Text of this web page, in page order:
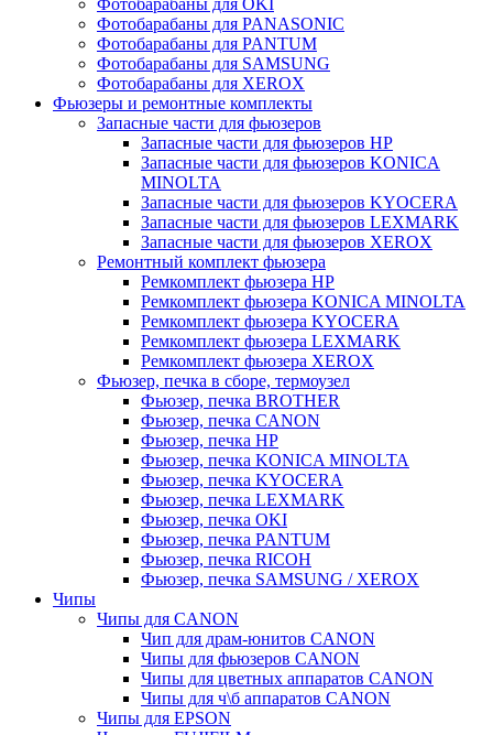
Фотобарабаны для OKI
Фотобарабаны для PANASONIC
Фотобарабаны для PANTUM
Фотобарабаны для SAMSUNG
Фотобарабаны для XEROX
Фьюзеры и ремонтные комплекты
Запасные части для фьюзеров
Запасные части для фьюзеров HP
Запасные части для фьюзеров KONICA
MINOLTA
Запасные части для фьюзеров KYOCERA
Запасные части для фьюзеров LEXMARK
Запасные части для фьюзеров XEROX
Ремонтный комплект фьюзера
Ремкомплект фьюзера HP
Ремкомплект фьюзера KONICA MINOLTA
Ремкомплект фьюзера KYOCERA
Ремкомплект фьюзера LEXMARK
Ремкомплект фьюзера XEROX
Фьюзер, печка в сборе, термоузел
Фьюзер, печка BROTHER
Фьюзер, печка CANON
Фьюзер, печка HP
Фьюзер, печка KONICA MINOLTA
Фьюзер, печка KYOCERA
Фьюзер, печка LEXMARK
Фьюзер, печка OKI
Фьюзер, печка PANTUM
Фьюзер, печка RICOH
Фьюзер, печка SAMSUNG / XEROX
Чипы
Чипы для CANON
Чип для драм-юнитов CANON
Чипы для фьюзеров CANON
Чипы для цветных аппаратов CANON
Чипы для ч\б аппаратов CANON
Чипы для EPSON